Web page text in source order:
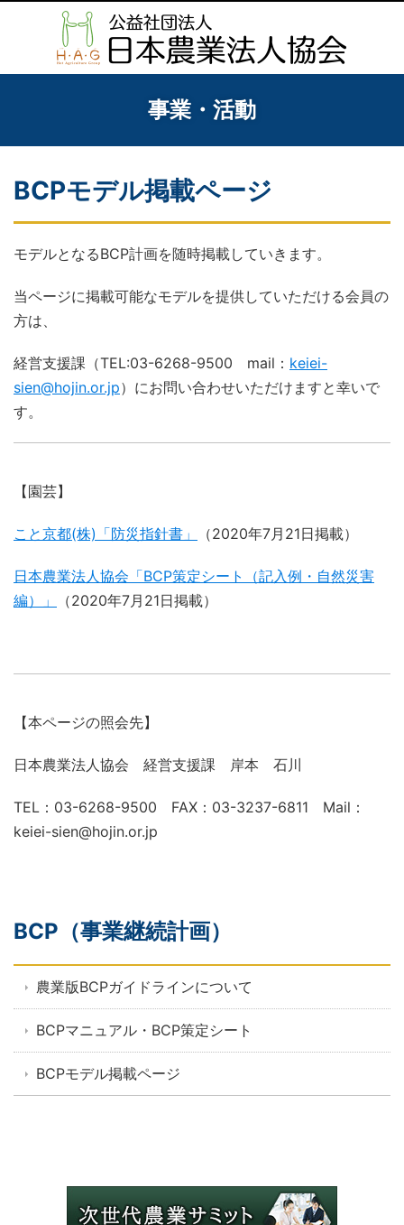
事業・活動
BCPモデル掲載ページ
モデルとなるBCP計画を随時掲載していきます。
当ページに掲載可能なモデルを提供していただける会員の
方は、
経営支援課（TEL:03-6268-9500 mail： keiei-
sien@hojin.or.jp）にお問い合わせいただけますと幸いで
す。
【園芸】
こと京都(株)「防災指針書」 （2020年7月21日掲載）
日本農業法人協会「BCP策定シート（記入例・自然災害
編）」
（2020年7月21日掲載）
【本ページの照会先】
日本農業法人協会 経営支援課 岸本 石川
TEL：03-6268-9500 FAX：03-3237-6811 Mail：
keiei-sien@hojin.or.jp
BCP（事業継続計画）
農業版BCPガイドラインについて
BCPマニュアル・BCP策定シート
BCPモデル掲載ページ